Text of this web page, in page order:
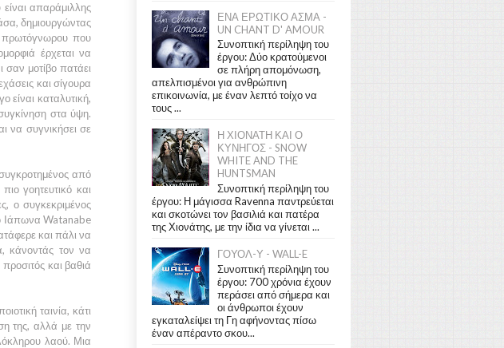
απαράμιλλης
δημιουργώντας
πρωτόγνωρου που
έρχεται να
σαν μοτίβο πατάει
και σίγουρα
είναι καταλυτική,
συγκίνηση στα ύψη.
να συγνικήσει σε
από
γοητευτικό και
ο συγκεκριμένος
Ιάπωνα Watanabe
και πάλι να
κάνοντάς τον να
και βαθιά
ταινία, κάτι
της, αλλά με την
λαού. Μια
ΕΝΑ ΕΡΩΤΙΚΟ ΑΣΜΑ -
UN CHANT D' AMOUR
Συνοπτική περίληψη του
έργου: Δύο κρατούμενοι
σε πλήρη απομόνωση,
απελπισμένοι για ανθρώπινη
επικοινωνία, με έναν λεπτό τοίχο να
τους ...
Η ΧΙΟΝΑΤΗ ΚΑΙ Ο
ΚΥΝΗΓΟΣ - SNOW
WHITE AND THE
HUNTSMAN
Συνοπτική περίληψη του
έργου: Η μάγισσα Ravenna παντρεύεται
και σκοτώνει τον βασιλιά και πατέρα
της Χιονάτης, με την ίδια να γίνεται ...
ΓΟΥΟΛ-Υ - WALL-E
Συνοπτική περίληψη του
έργου: 700 χρόνια έχουν
περάσει από σήμερα και
οι άνθρωποι έχουν
εγκαταλείψει τη Γη αφήνοντας πίσω
έναν απέραντο σκου...